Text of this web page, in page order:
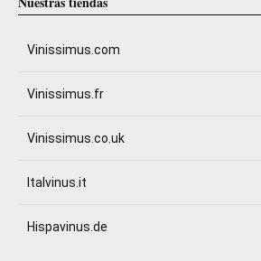
Vinissimus.com
Vinissimus.fr
Vinissimus.co.uk
Italvinus.it
Hispavinus.de